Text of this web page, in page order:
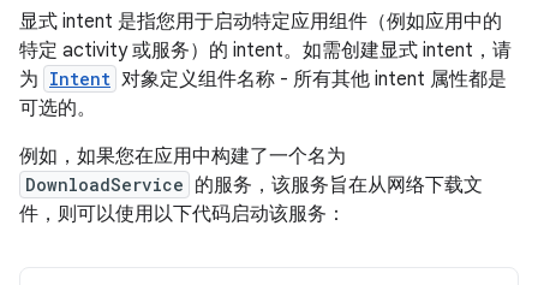
显式 intent 是指您用于启动特定应用组件（例如应用中的
特定 activity 或服务）的 intent。如需创建显式 intent，请
为 Intent 对象定义组件名称 - 所有其他 intent 属性都是
可选的。
例如，如果您在应用中构建了一个名为
DownloadService 的服务，该服务旨在从网络下载文
件，则可以使用以下代码启动该服务：